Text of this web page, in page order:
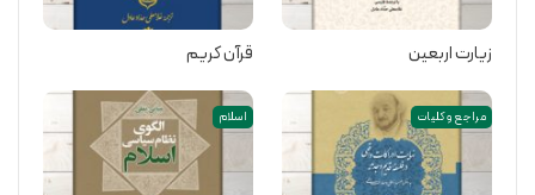
زیارت اربعین قرآن کریم
مراجع و کلیات اسلام